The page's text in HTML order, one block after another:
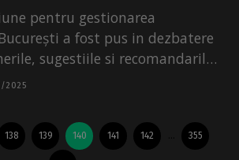
pentru gestionarea
a fost pus in dezbatere
sugestiile si recomandarile
din Capitală...
2025
138 139 140 141 142 355